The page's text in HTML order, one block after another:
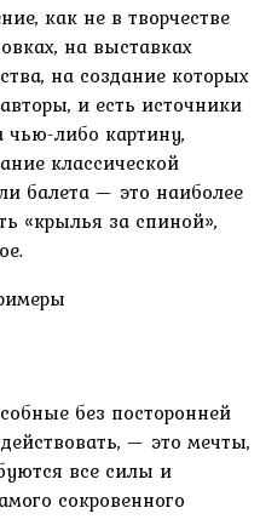
как не в творчестве
на выставках
на создание которых
и есть источники
чью-либо картину,
классической
балета — это наиболее
«крылья за спиной»,
без посторонней
— это мечты,
все силы и
сокровенного